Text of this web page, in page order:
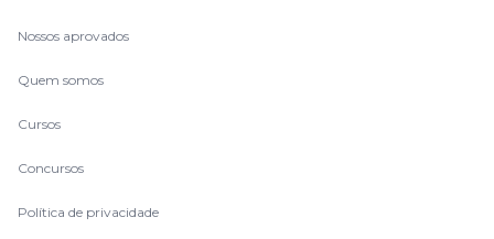
Nossos aprovados
Quem somos
Cursos
Concursos
Política de privacidade